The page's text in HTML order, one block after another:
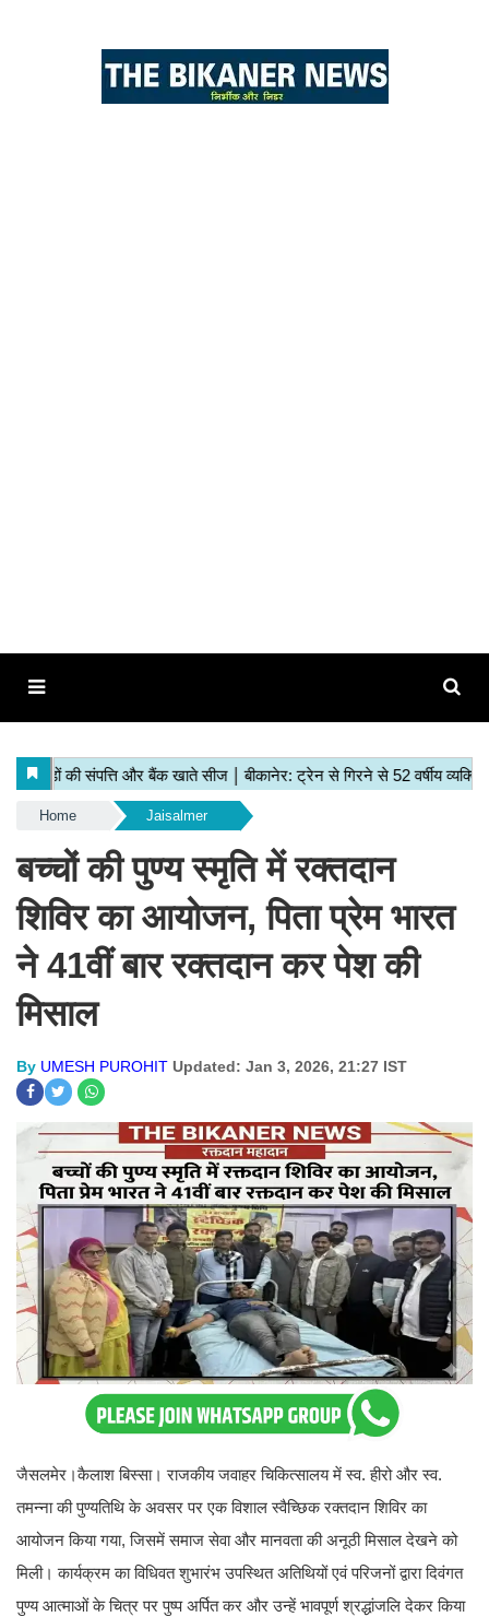
Home Jaisalmer
बच्चों की पुण्य स्मृति में रक्तदान
शिविर का आयोजन, पिता प्रेम भारत
ने 41वीं बार रक्तदान कर पेश की
मिसाल
By UMESH PUROHIT Updated: Jan 3, 2026, 21:27 IST
जैसलमेर।कैलाश बिस्सा। राजकीय जवाहर चिकित्सालय में स्व. हीरो और स्व.
तमन्ना की पुण्यतिथि के अवसर पर एक विशाल स्वैच्छिक रक्तदान शिविर का
आयोजन किया गया, जिसमें समाज सेवा और मानवता की अनूठी मिसाल देखने को
मिली। कार्यक्रम का विधिवत शुभारंभ उपस्थित अतिथियों एवं परिजनों द्वारा दिवंगत
पुण्य आत्माओं के चित्र पर पुष्प अर्पित कर और उन्हें भावपूर्ण श्रद्धांजलि देकर किया